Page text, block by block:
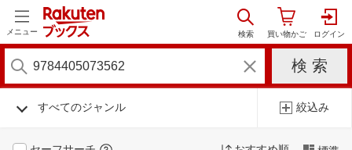
メニュー
すべてのジャンル 絞込み